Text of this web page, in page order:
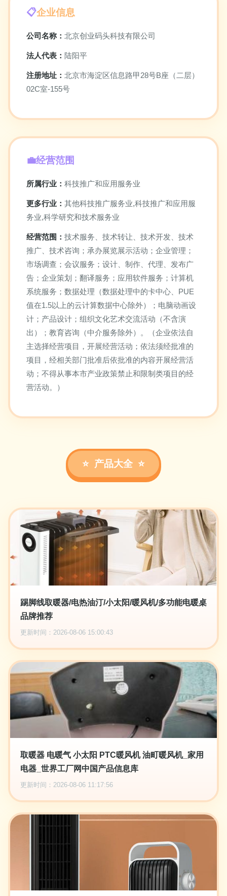
企业信息
公司名称： 北京创业码头科技有限公司
法人代表： 陆阳平
注册地址： 北京市海淀区信息路甲28号B座（二层）
02C室-155号
经营范围
所属行业： 科技推广和应用服务业
更多行业： 其他科技推广服务业,科技推广和应用服
务业,科学研究和技术服务业
经营范围： 技术服务、技术转让、技术开发、技术
推广、技术咨询；承办展览展示活动；企业管理；
市场调查；会议服务；设计、制作、代理、发布广
告；企业策划；翻译服务；应用软件服务；计算机
系统服务；数据处理（数据处理中的卡中心、PUE
值在1.5以上的云计算数据中心除外）；电脑动画设
计；产品设计；组织文化艺术交流活动（不含演
出）；教育咨询（中介服务除外）。（企业依法自
主选择经营项目，开展经营活动；依法须经批准的
项目，经相关部门批准后依批准的内容开展经营活
动；不得从事本市产业政策禁止和限制类项目的经
营活动。）
产品大全
踢脚线取暖器/电热油汀/小太阳/暖风机/多功能电暖桌
品牌推荐
更新时间：2026-08-06 15:00:43
取暖器 电暖气 小太阳 PTC暖风机 油町暖风机_家用
电器_世界工厂网中国产品信息库
更新时间：2026-08-06 11:17:56